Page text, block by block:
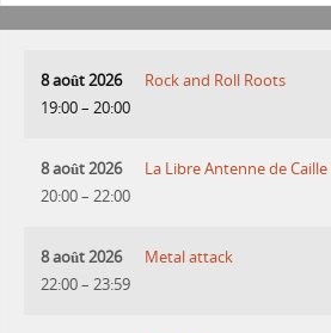
8 août 2026
19:00– 20:00
Rock and Roll Roots
8 août 2026
20:00– 22:00
La Libre Antenne de
8 août 2026
22:00– 23:59
Metal attack